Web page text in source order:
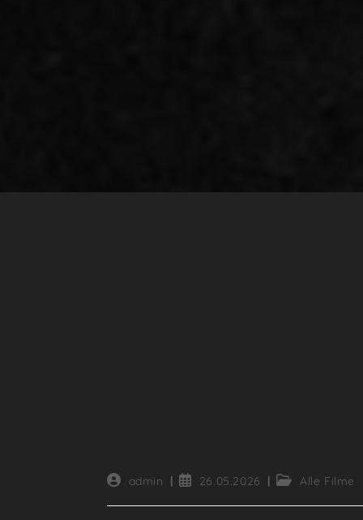
Beitrags-
admin
Beitrag26.05.2026
Beitrags-
Alle Filme